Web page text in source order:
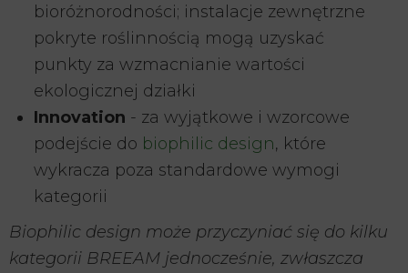
bioróżnorodności; instalacje zewnętrzne
pokryte roślinnością mogą uzyskać
punkty za wzmacnianie wartości
ekologicznej działki
Innovation - za wyjątkowe i wzorcowe
podejście do biophilic design, które
wykracza poza standardowe wymogi
kategorii
Biophilic design może przyczyniać się do kilku
kategorii BREEAM jednocześnie, zwłaszcza